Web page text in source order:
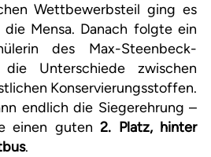
Wettbewerbsteil ging es
Mensa. Danach folgte ein
des Max-Steenbeck-
die Unterschiede zwischen
Konservierungsstoffen.
endlich die Siegerehrung –
einen guten 2. Platz, hinter
.